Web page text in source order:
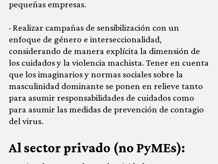
pequeñas empresas.
· Realizar campañas de sensibilización con un
enfoque de género e interseccionalidad,
considerando de manera explícita la dimensión de
los cuidados y la violencia machista. Tener en cuenta
que los imaginarios y normas sociales sobre la
masculinidad dominante se ponen en relieve tanto
para asumir responsabilidades de cuidados como
para asumir las medidas de prevención de contagio
del virus.
Al sector privado (no PyMEs):